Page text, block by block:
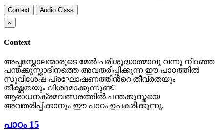
Context
Audio Class
×
Context
അപ്പസ്തോലന്മാരുടെ മേല്‍ പരിശുദ്ധാത്മാവു വന്നു നിറഞ്ഞ
പന്തക്കുസ്താദിനത്തെ അവതരിപ്പിക്കുന്ന ഈ പാഠത്തില്‍
സുവിശേഷ പ്രഘോഷണത്തിന്‍റെ തീവ്രതയും
തീക്ഷ്ണതയും വിശദമാക്കുന്നുണ്ട്.
ആരാധനക്രമവത്സരത്തില്‍ പന്തക്കുസ്തയെ
അവതരിപ്പിക്കാനും ഈ പാഠം ഉപകരിക്കുന്നു.
പാഠം 15